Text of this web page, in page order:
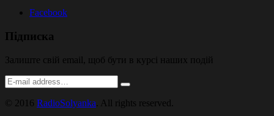
Facebook
Підписка
Залиште свій email, щоб бути в курсі наших подій
© 2016 RadioSolyanka . All rights reserved.